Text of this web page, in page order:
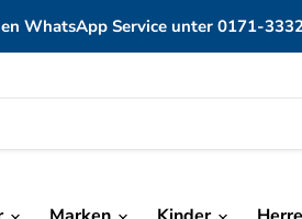
WhatsApp Service unter 0171-